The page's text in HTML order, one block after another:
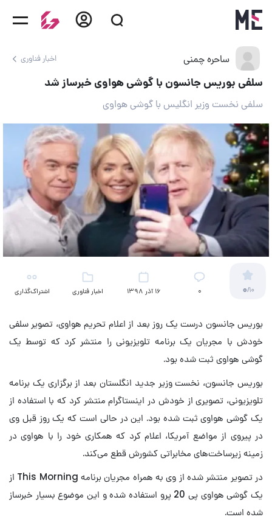
ساحره چمنی اخبار فناوری
سلفی بوریس جانسون با گوشی هواوی خبرساز شد
سلفی نخست وزیر انگلیس با گوشی هواوی
0/10 ۰ 16 آذر 1398 اخبار فناوری اشتراک‌گذاری
بوریس جانسون درست یک روز بعد از اعلام تحریم هواوی، تصویر سلفی
خودش با مجریان یک برنامه تلویزیونی را منتشر کرد که توسط یک
گوشی هواوی ثبت شده بود.
بوریس جانسون، نخست وزیر جدید انگلستان بعد از برگزاری یک برنامه
تلویزیونی، تصویری از خودش در اینستاگرام منتشر کرد که با استفاده از
یک گوشی هواوی ثبت شده بود. این در حالی است که یک روز قبل وی
در پیروی از مواضع آمریکا، اعلام کرد که همکاری خود را با هواوی در
زمینه زیرساخت‌های مخابراتی کشورش قطع می‌کند.
در تصویر منتشر شده از وی به همراه مجریان برنامه This Morning از
یک گوشی هواوی پی 20 پرو استفاده شده و این موضوع بسیار خبرساز
شده است.